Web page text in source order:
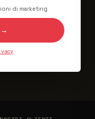
di marketing